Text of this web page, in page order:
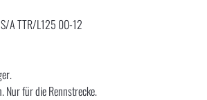
S/A TTR/L125 00-12
Nur für die Rennstrecke.